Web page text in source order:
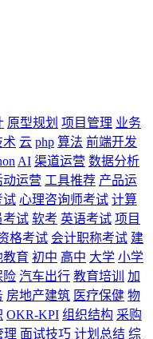
原型规划 项目管理 业务
术 云 php 算法 前端开发
AI 渠道运营 数据分析
动运营 工具推荐 产品运
试 心理咨询师考试 计算
考试 软考 英语考试 项目
格考试 会计职称考试 建
教育 初中 高中 大学 小学
险 汽车出行 教育培训
加
房地产建筑 医疗保健 物
OKR-KPI 组织结构 采购
理 面试技巧 计划总结 综